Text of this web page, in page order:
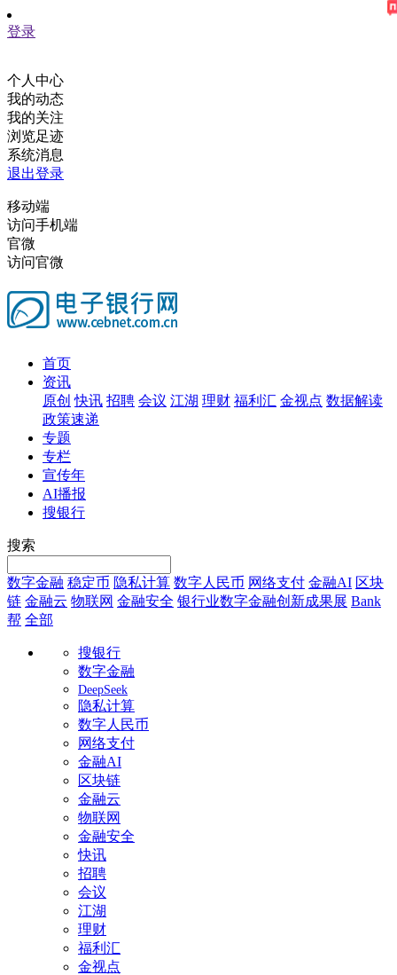
登录
个人中心
我的动态
我的关注
浏览足迹
系统消息
退出登录
移动端
访问手机端
官微
访问官微
首页
资讯
原创 快讯 招聘 会议 江湖 理财 福利汇 金视点 数据解读
政策速递
专题
专栏
宣传年
AI播报
搜银行
搜索
数字金融 稳定币 隐私计算 数字人民币 网络支付 金融AI 区块
链 金融云 物联网 金融安全 银行业数字金融创新成果展 Bank
帮 全部
搜银行
数字金融
DeepSeek
隐私计算
数字人民币
网络支付
金融AI
区块链
金融云
物联网
金融安全
快讯
招聘
会议
江湖
理财
福利汇
金视点